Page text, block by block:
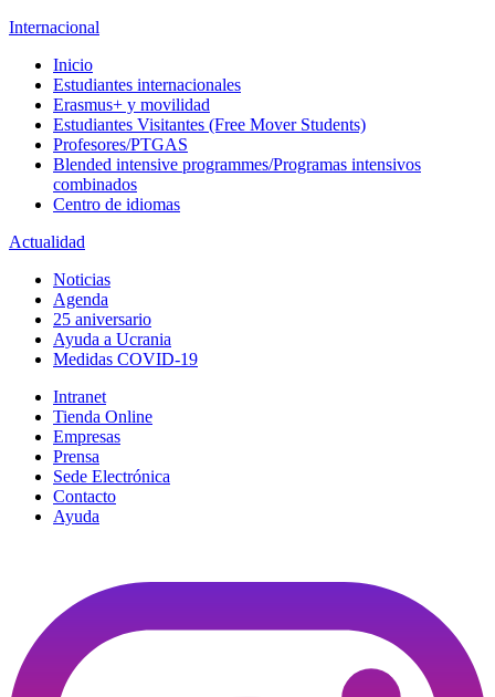
Internacional
Inicio
Estudiantes internacionales
Erasmus+ y movilidad
Estudiantes Visitantes (Free Mover Students)
Profesores/PTGAS
Blended intensive programmes/Programas intensivos
combinados
Centro de idiomas
Actualidad
Noticias
Agenda
25 aniversario
Ayuda a Ucrania
Medidas COVID-19
Intranet
Tienda Online
Empresas
Prensa
Sede Electrónica
Contacto
Ayuda